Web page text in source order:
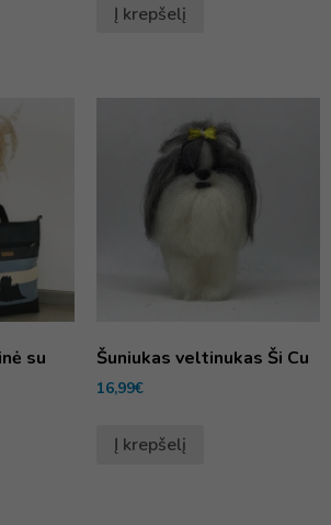
Į krepšelį
su
Šuniukas veltinukas Ši Cu
16,99€
Į krepšelį